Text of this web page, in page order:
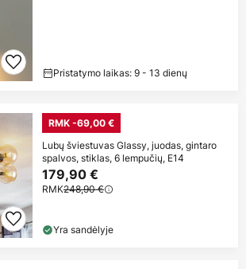
Pristatymo laikas: 9 - 13 dienų
RMK -69,00 €
Lubų šviestuvas Glassy, juodas, gintaro
spalvos, stiklas, 6 lempučių, E14
179,90 €
RMK248,90 €
Yra sandėlyje